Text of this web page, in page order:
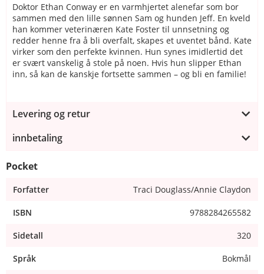
Doktor Ethan Conway er en varmhjertet alenefar som bor
sammen med den lille sønnen Sam og hunden Jeff. En kveld
han kommer veterinæren Kate Foster til unnsetning og
redder henne fra å bli overfalt, skapes et uventet bånd. Kate
virker som den perfekte kvinnen. Hun synes imidlertid det
er svært vanskelig å stole på noen. Hvis hun slipper Ethan
inn, så kan de kanskje fortsette sammen – og bli en familie!
Levering og retur
innbetaling
Pocket
Forfatter Traci Douglass/Annie Claydon
ISBN 9788284265582
Sidetall 320
Språk Bokmål